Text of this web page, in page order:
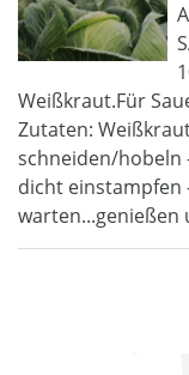
Weißkraut.Für
Zutaten:
schneiden/hobeln
dicht einstampfen
warten...genießen